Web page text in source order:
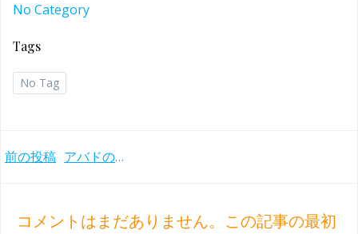
No Category
Tags
No Tag
Post
前の投稿 アバドの境地 ルツェルン祝祭管とのマーラー交響曲集(2003-10年)
コメントはまだありません。この記事の最初